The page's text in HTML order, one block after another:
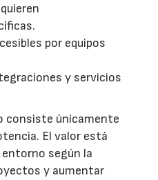
por equipos
y servicios
consiste únicamente
El valor está
según la
y aumentar